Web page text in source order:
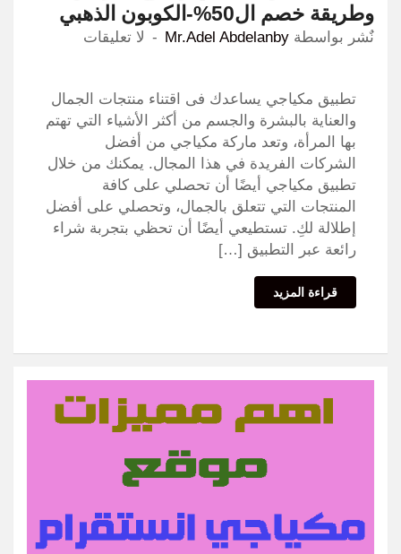
وطريقة خصم ال50%-الكوبون الذهبي
نٌشر بواسطة Mr.Adel Abdelanby لا تعليقات
تطبيق مكياجي يساعدك فى اقتناء منتجات الجمال
والعناية بالبشرة والجسم من أكثر الأشياء التي تهتم
بها المرأة، وتعد ماركة مكياجي من أفضل
الشركات الفريدة في هذا المجال. يمكنك من خلال
تطبيق مكياجي أيضًا أن تحصلي على كافة
المنتجات التي تتعلق بالجمال، وتحصلي على أفضل
إطلالة لكِ. تستطيعي أيضًا أن تحظي بتجربة شراء
رائعة عبر التطبيق […]
قراءة المزيد